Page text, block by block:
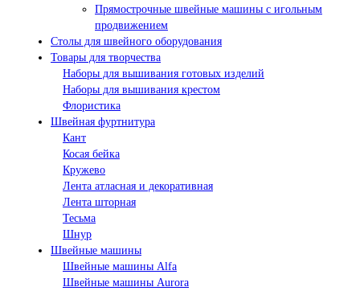
Прямострочные швейные машины с игольным
продвижением
Столы для швейного оборудования
Товары для творчества
Наборы для вышивания готовых изделий
Наборы для вышивания крестом
Флористика
Швейная фуртнитура
Кант
Косая бейка
Кружево
Лента aтласная и декоративная
Лента шторная
Тесьма
Шнур
Швейные машины
Швейные машины Alfa
Швейные машины Aurora